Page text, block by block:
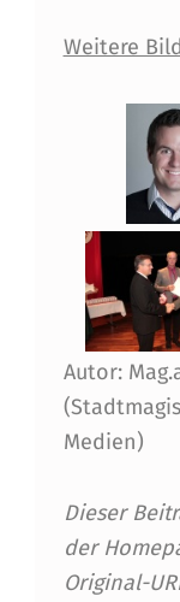
Z
U
N
B
R
A
N
D
Weitere
Autor:
Medien)
Dieser
der
Original-